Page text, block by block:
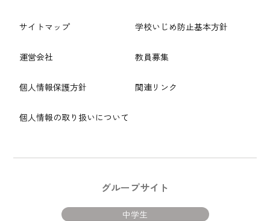
サイトマップ
運営会社
個人情報保護方針
個人情報の取り扱いについて
学校いじめ防止基本方針
教員募集
関連リンク
グループサイト
中学生